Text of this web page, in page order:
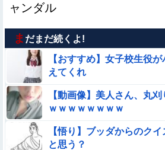
ャンダル
ま だまだ続くよ!
【おすすめ】女子校生役
えてくれ
【動画像】美人さん、丸
ｗｗｗｗｗｗｗｗ
【悟り】ブッダからのク
と思う？